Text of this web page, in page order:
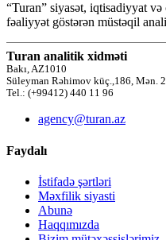
“Turan” siyasət, iqtisadiyyat və
fəaliyyət göstərən müstəqil
Turan analitik xidməti
Bakı, AZ1010
Süleyman Rəhimov küç.,186, Mən.
Tel.: (+99412) 440 11 96
agency@turan.az
Faydalı
İstifadə şərtləri
Məxfilik siyasti
Abunə
Haqqımızda